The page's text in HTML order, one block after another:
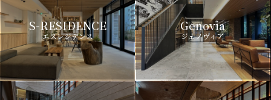
S-RESIDENCE
エスレジデンス
Genovia
ジェノヴィア